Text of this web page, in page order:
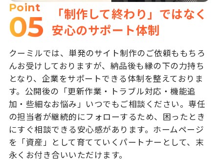
Point
05
「制作して終わり」ではなく
安心のサポート体制
クーミルでは、単発のサイト制作のご依頼ももちろ
んお受けしておりますが、納品後も縁の下の力持ち
となり、企業をサポートできる体制を整えておりま
す。公開後の「更新作業・トラブル対応・機能追
加・些細なお悩み」いつでもご相談ください。専任
の担当者が継続的にフォローするため、困ったとき
にすぐ相談できる安心感があります。ホームページ
を「資産」として育てていくパートナーとして、末
永くお付き合いいただけます。